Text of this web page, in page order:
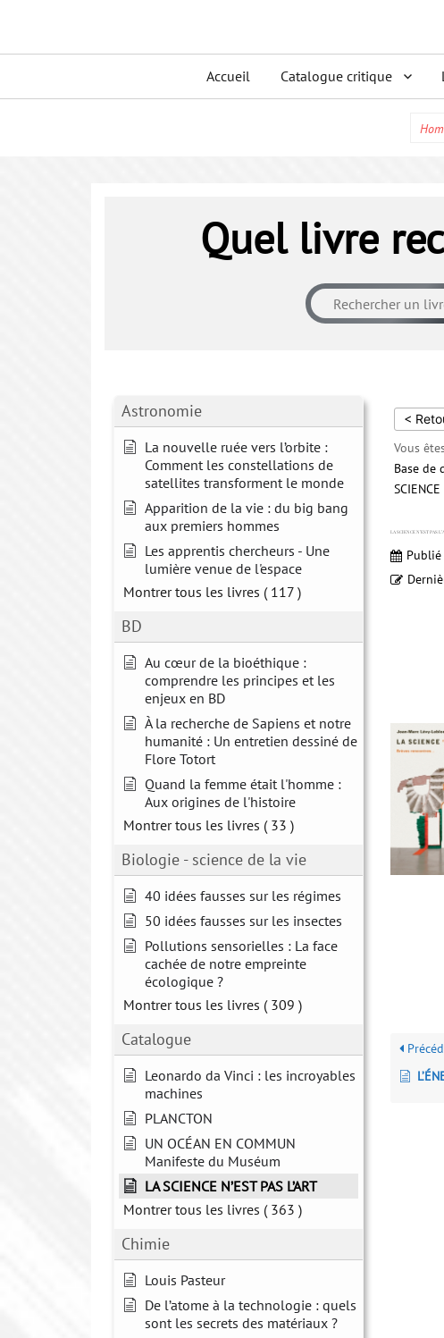
menu
Accueil Catalogue critique
Quel livre
Astronomie
La nouvelle ruée vers l’orbite :
Comment les constellations de
satellites transforment le monde
Apparition de la vie : du big bang
aux premiers hommes
Les apprentis chercheurs - Une
lumière venue de l'espace
Montrer tous les livres ( 117 )
BD
Au cœur de la bioéthique :
comprendre les principes et les
enjeux en BD
À la recherche de Sapiens et notre
humanité : Un entretien dessiné de
Flore Totort
Quand la femme était l'homme :
Aux origines de l'histoire
Montrer tous les livres ( 33 )
Biologie - science de la vie
40 idées fausses sur les régimes
50 idées fausses sur les insectes
Pollutions sensorielles : La face
cachée de notre empreinte
écologique ?
Montrer tous les livres ( 309 )
Catalogue
Leonardo da Vinci : les incroyables
machines
PLANCTON
UN OCÉAN EN COMMUN
Manifeste du Muséum
LA SCIENCE N’EST PAS L’ART
Montrer tous les livres ( 363 )
Chimie
Louis Pasteur
De l’atome à la technologie : quels
sont les secrets des matériaux ?
<
Vous
Base de
SCIENCE
LA SCIENCE N’EST PAS
Publié
L’ÉNERGIE DE LA